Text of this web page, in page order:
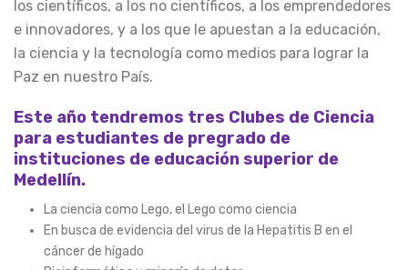
los científicos, a los no científicos, a los emprendedores
e innovadores, y a los que le apuestan a la educación,
la ciencia y la tecnología como medios para lograr la
Paz en nuestro País.
Este año tendremos tres Clubes de Ciencia
para estudiantes de pregrado de
instituciones de educación superior de
Medellín.
La ciencia como Lego, el Lego como ciencia
En busca de evidencia del virus de la Hepatitis B en el
cáncer de hígado